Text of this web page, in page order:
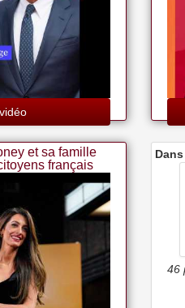
et sa famille
français
46